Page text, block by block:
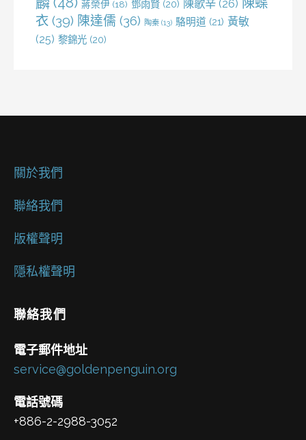
蔣榮伊 (18) 鄧雨賢 (20) 陳歌辛 (26)
衣 (39) 陳達儒 (36) 陶秦 (13) 駱明道 (21) 黃敏
(25) 黎錦光 (20)
關於我們
聯絡我們
版權聲明
隱私權聲明
聯絡我們
電子郵件地址
service@goldenpenguin.org
電話號碼
+886-2-2988-3052